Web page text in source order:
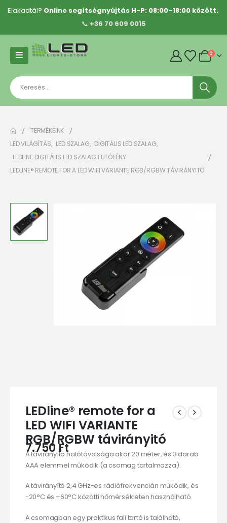
Elakadtál? Online segítségnyújtás H-P: 08:00–18:00 között.
📞 +36 70 609 0015
0
TERMÉKEINK
LED VILÁGÍTÁS, LED SZALAG, DIGITÁLIS LED SZALAG,
LEDLINE DIGITÁLIS LED SZALAG FUTÓFÉNY
LEDLINE® REMOTE FOR A LED WIFI VARIANTE RGB/RGBW TÁVIRÁNYITÓ
LEDline® remote for a
LED WIFI VARIANTE
RGB/RGBW távirányitó
7.750Ft
A távirányító hatótávolsága akár 20 méter, és 3 darab
AAA elemmel működik (a csomag tartalmazza).
A távirányító 2,4 GHz-es rádiófrekvencián működik, és
-20°C és +60°C közötti hőmérsékleten használható.
A csomagban egy praktikus fali tartó is található,